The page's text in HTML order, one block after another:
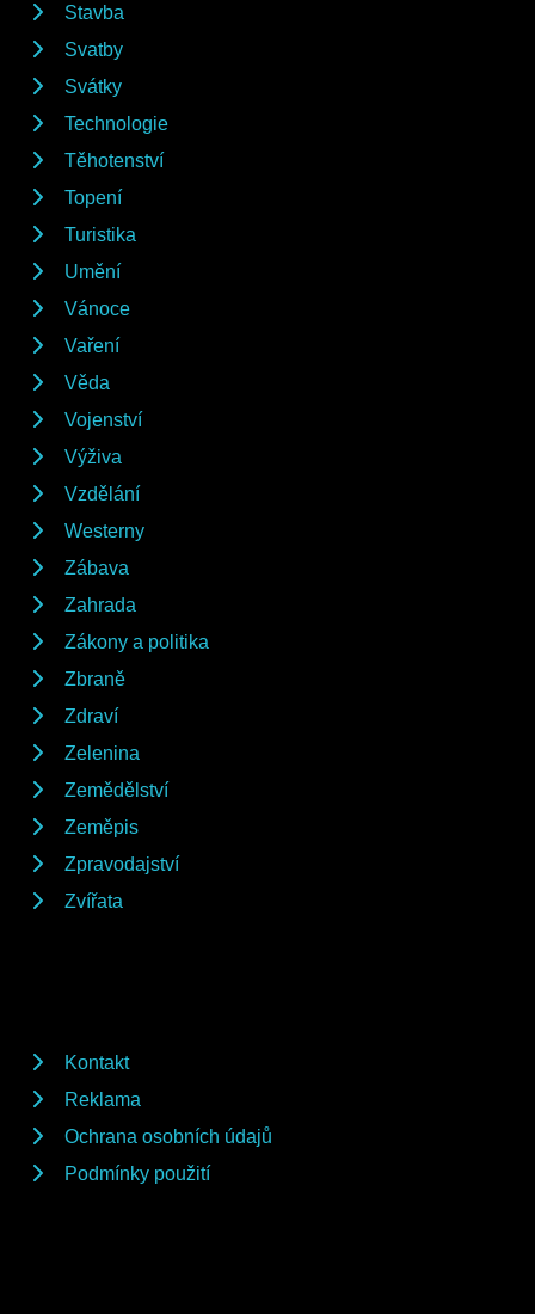
Stavba
Svatby
Svátky
Technologie
Těhotenství
Topení
Turistika
Umění
Vánoce
Vaření
Věda
Vojenství
Výživa
Vzdělání
Westerny
Zábava
Zahrada
Zákony a politika
Zbraně
Zdraví
Zelenina
Zemědělství
Zeměpis
Zpravodajství
Zvířata
Kontakt
Reklama
Ochrana osobních údajů
Podmínky použití